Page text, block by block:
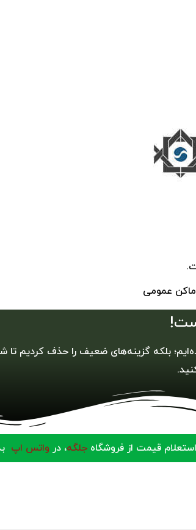
عمومی
بلکه گزینه‌های ضعیف را حذف کردیم تا
قیمت از فروشگاه جلگه، در واتس اپ